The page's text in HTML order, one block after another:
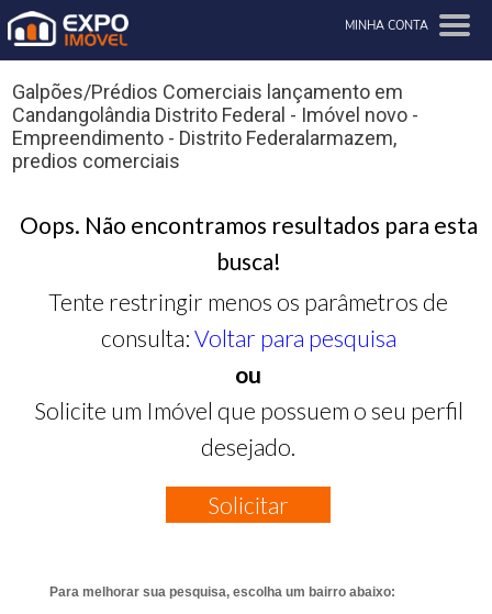
MINHA CONTA
Galpões/Prédios Comerciais lançamento em
Candangolândia Distrito Federal - Imóvel novo -
Empreendimento - Distrito Federalarmazem,
predios comerciais
Oops. Não encontramos resultados para esta
busca!
Tente restringir menos os parâmetros de
consulta: Voltar para pesquisa
ou
Solicite um Imóvel que possuem o seu perfil
desejado.
Solicitar
Para melhorar sua pesquisa, escolha um bairro abaixo: